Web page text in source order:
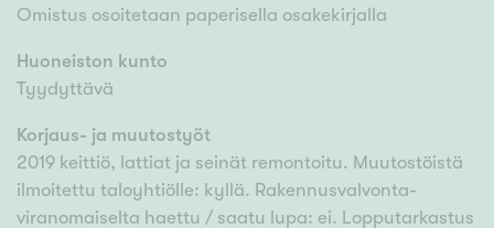
Omistus osoitetaan paperisella osakekirjalla
Huoneiston kunto
Tyydyttävä
Korjaus- ja muutostyöt
2019 keittiö, lattiat ja seinät remontoitu. Muutostöistä
ilmoitettu taloyhtiölle: kyllä. Rakennusvalvonta-
viranomaiselta haettu / saatu lupa: ei. Lopputarkastus